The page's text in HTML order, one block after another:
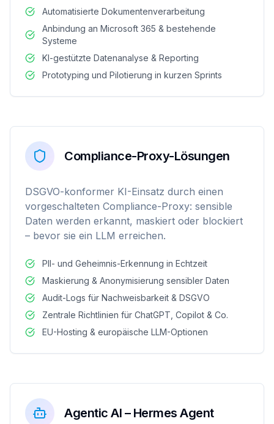
Automatisierte Dokumentenverarbeitung
Anbindung an Microsoft 365 & bestehende
Systeme
KI-gestützte Datenanalyse & Reporting
Prototyping und Pilotierung in kurzen Sprints
Compliance-Proxy-Lösungen
DSGVO-konformer KI-Einsatz durch einen
vorgeschalteten Compliance-Proxy: sensible
Daten werden erkannt, maskiert oder blockiert
– bevor sie ein LLM erreichen.
PII- und Geheimnis-Erkennung in Echtzeit
Maskierung & Anonymisierung sensibler Daten
Audit-Logs für Nachweisbarkeit & DSGVO
Zentrale Richtlinien für ChatGPT, Copilot & Co.
EU-Hosting & europäische LLM-Optionen
Agentic AI – Hermes Agent